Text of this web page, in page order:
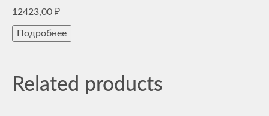
12423,00 ₽
Подробнее
Related products